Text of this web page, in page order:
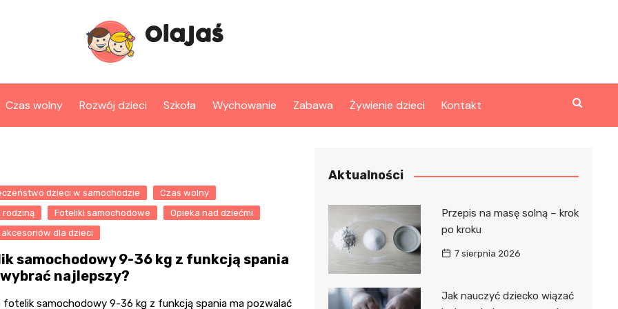
Czas wolny Rozwój dzieci Szkoła Wychowanie Zabawa Żywienie dzieci Kontakt
dzieci w samochodzie
Czas wolny
rodziną
Foteliki samochodowe
Opieka nad dziećmi
akcesoriów dla dzieci
samochodowy 9-36 kg z funkcją spania
najlepszy?
fotelik samochodowy 9-36 kg z funkcją spania ma pozwalać
Aktualności
Przepis na masę solną – krok
po kroku
7 sierpnia 2026
Jak nauczyć dziecko wiązać